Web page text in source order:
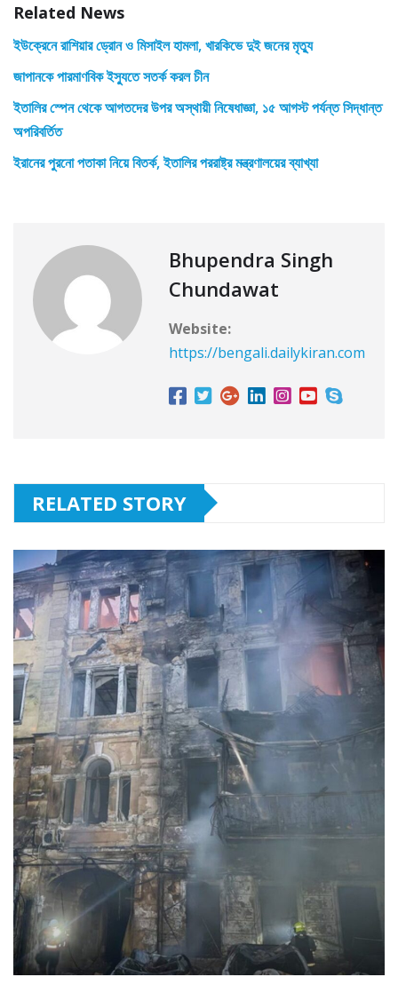
Related News
ইউক্রেনে রাশিয়ার ড্রোন ও মিসাইল হামলা, খারকিভে দুই জনের মৃত্যু
জাপানকে পারমাণবিক ইস্যুতে সতর্ক করল চীন
ইতালির স্পেন থেকে আগতদের উপর অস্থায়ী নিষেধাজ্ঞা, ১৫ আগস্ট পর্যন্ত সিদ্ধান্ত
অপরিবর্তিত
ইরানের পুরনো পতাকা নিয়ে বিতর্ক, ইতালির পররাষ্ট্র মন্ত্রণালয়ের ব্যাখ্যা
Bhupendra Singh
Chundawat
Website:
https://bengali.dailykiran.com
RELATED STORY